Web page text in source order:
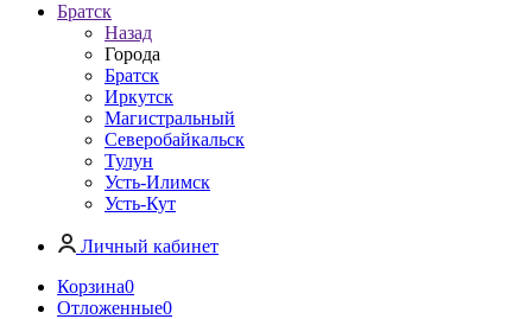
Братск
Назад
Города
Братск
Иркутск
Магистральный
Северобайкальск
Тулун
Усть-Илимск
Усть-Кут
Личный кабинет
Корзина0
Отложенные0